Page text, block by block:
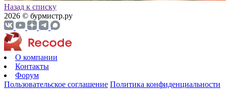
Назад к списку
2026 © бурмистр.ру
О компании
Контакты
Форум
Пользовательское соглашение Политика конфиденциальности